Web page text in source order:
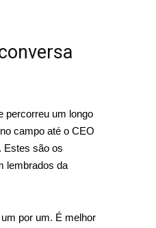
percorreu um longo
campo até o CEO
Estes são os
lembrados da
por um. É melhor